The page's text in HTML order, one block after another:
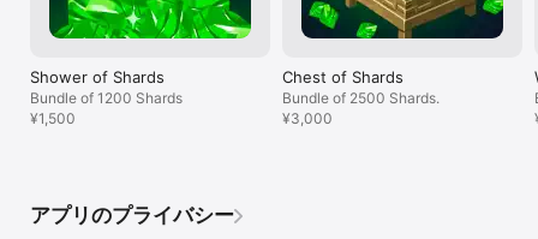
Shower of Shards
Bundle of 1200 Shards
¥1,500
Chest of Shards
Bundle of 2500 Shards.
¥3,000
アプリのプライバシー